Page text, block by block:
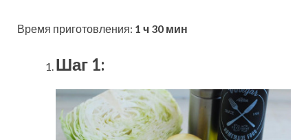
Время приготовления: 1 ч 30 мин
Шаг 1: